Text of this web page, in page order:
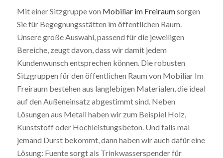
Mit einer Sitzgruppe von Mobiliar im Freiraumsorgen
Sie für Begegnungsstätten im öffentlichen Raum.
Unsere große Auswahl, passend für die jeweiligen
Bereiche, zeugt davon, dass wir damit jedem
Kundenwunsch entsprechen können. Die robusten
Sitzgruppen für den öffentlichen Raum von Mobiliar Im
Freiraum bestehen aus langlebigen Materialen, die ideal
auf den Außeneinsatz abgestimmt sind. Neben
Lösungen aus Metall haben wir zum Beispiel Holz,
Kunststoff oder Hochleistungsbeton. Und falls mal
jemand Durst bekommt, dann haben wir auch dafür eine
Lösung: Fuente sorgt als Trinkwasserspender für